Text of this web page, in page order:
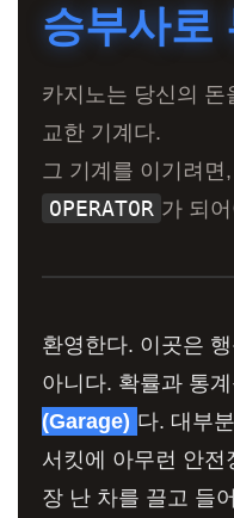
승부사로
카지노는 당신의 돈
교한 기계다.
그 기계를 이기려
OPERATOR 가 되
환영한다. 이곳은
아니다. 확률과 통
(Garage) 다. 대부
서킷에 아무런 안전
장 난 차를 끌고 들